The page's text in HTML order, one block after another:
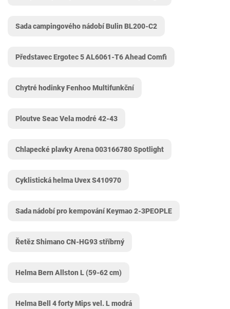
Sada campingového nádobí Bulin BL200-C2
Představec Ergotec 5 AL6061-T6 Ahead Comfi
Chytré hodinky Fenhoo Multifunkční
Ploutve Seac Vela modré 42-43
Chlapecké plavky Arena 003166780 Spotlight
Cyklistická helma Uvex S410970
Sada nádobí pro kempování Keymao 2-3PEOPLE
Řetěz Shimano CN-HG93 stříbrný
Helma Bern Allston L (59-62 cm)
Helma Bell 4 forty Mips vel. L modrá